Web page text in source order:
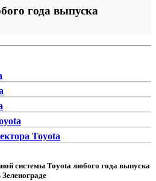
года выпуска
Toyota
системы Toyota любого года выпуска
Зеленограде